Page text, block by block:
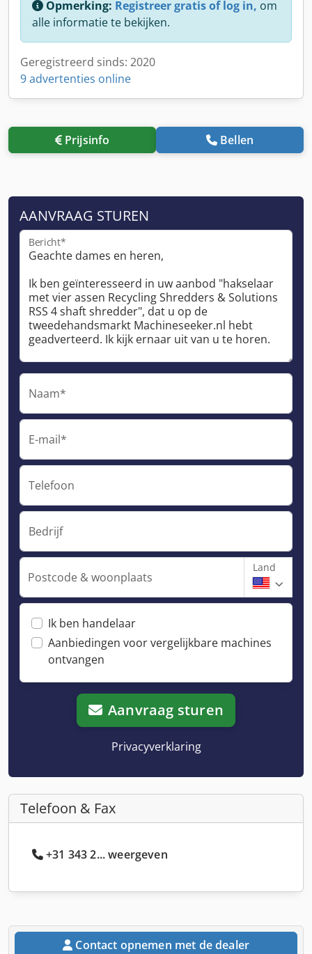
Opmerking: Registreer gratis of log in, om
alle informatie te bekijken.
Geregistreerd sinds: 2020
9 advertenties online
Prijsinfo Bellen
AANVRAAG STUREN
Bericht*
Naam*
E-mail*
Telefoon
Bedrijf
Postcode & woonplaats
Land
Ik ben handelaar
Aanbiedingen voor vergelijkbare machines
ontvangen
Aanvraag sturen
Privacyverklaring
Telefoon & Fax
+31 343 2... weergeven
Contact opnemen met de dealer